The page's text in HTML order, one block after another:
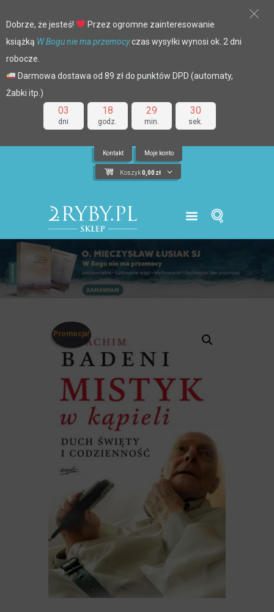
03
dni
18
godz.
29
min.
29
sek.
Dobrze, że jesteś!
Przez ogromne zainteresowanie
książką W Bogu nie ma przemocyczas wysyłki wynosi ok. 2 dni
robocze.
Darmowa dostawa od 89 zł do punktów DPD (automaty,
Żabki itp.)
Kontakt Moje konto
Koszyk 0,00 zł
Promocja!